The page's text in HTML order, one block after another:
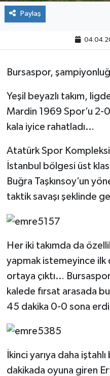
Paylaş
Bursaspor,
Yeşil beyazlı takım,
Mardin 1969 Spor’u 2-
kala iyice rahatladı…
Atatürk Spor Kompleksi
İstanbul bölgesi üst
Buğra Taşkınsoy’un
taktik savaşı şeklinde
Her iki takımda da
yapmak istemeyince
ortaya çıktı…
kalede fırsat arasada
45 dakika 0-0 sona
İkinci yarıya daha
dakikada oyuna giren